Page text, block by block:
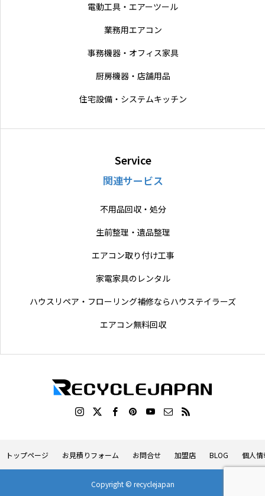
電動工具・エアーツール
業務用エアコン
事務機器・オフィス家具
厨房機器・店舗用品
住宅設備・システムキッチン
Service
関連サービス
不用品回収・処分
生前整理・遺品整理
エアコン取り付け工事
家電家具のレンタル
ハウスリペア・フローリング補修ならハウステイラーズ
エアコン無料回収
トップページ お見積りフォーム お問合せ 加盟店 BLOG 個人
Copyright © recyclejapan